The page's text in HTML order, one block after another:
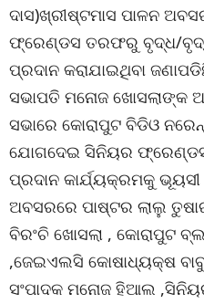
ଦାସ)ଖ୍ରୀଷ୍ଟମାସ ପାଳନ
ଫ୍ରେଣ୍ଡସ ତରଫରୁ ବୃଦ୍ଧ/
ପ୍ରଦାନ କରାଯାଇଥିବା
ସଭାପତି ମନୋଜ ଖୋସଲାଙ୍କ
ସଭାରେ କୋରାପୁଟ ବିଡିଓ
ଯୋଗଦେଇ ସିନିୟର
ପ୍ରଦାନ କାର୍ଯ୍ୟକ୍ରମକୁ
ଅବସରରେ ପାଷ୍ଟର ଲାଲୁ
ବିରଂଚି ଖୋସଲା , କୋରାପୁଟ
,ଜେଇଏଲସି କୋଷାଧ୍ୟକ୍ଷ
ସଂପାଦକ ମନୋଜ ହିଆଲ